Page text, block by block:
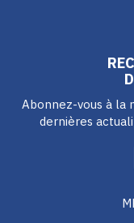
Abonnez-vous à la
dernières